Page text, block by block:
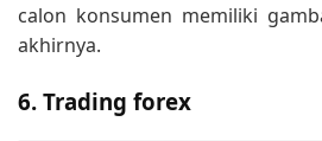
calon konsumen memiliki
akhirnya.
6. Trading forex